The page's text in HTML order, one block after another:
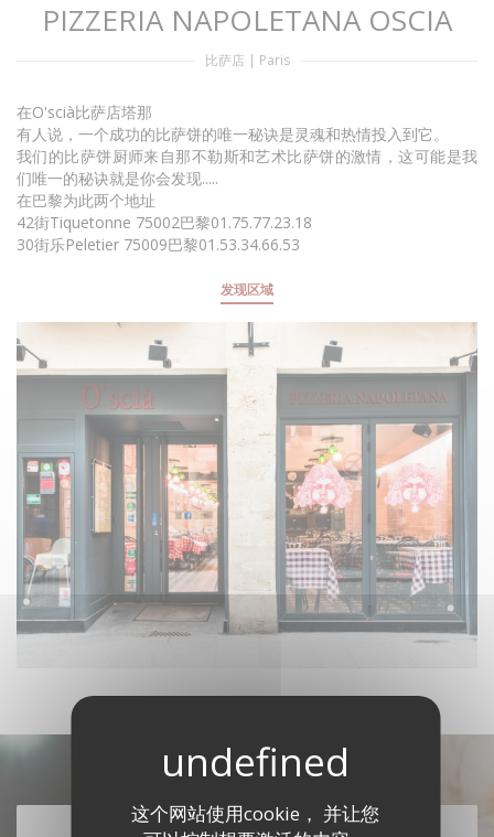
这个网站使用cookie， 并让您
PIZZERIA NAPOLETANA OSCIA
比萨店 | Paris
在O'scià比萨店塔那
有人说，一个成功的比萨饼的唯一秘诀是灵魂和热情投入到它。
我们的比萨饼厨师来自那不勒斯和艺术比萨饼的激情，这可能是我
们唯一的秘诀就是你会发现.....
在巴黎为此两个地址
42街Tiquetonne 75002巴黎01.75.77.23.18
30街乐Peletier 75009巴黎01.53.34.66.53
发现区域
发现我们的菜单
发现我们的菜单